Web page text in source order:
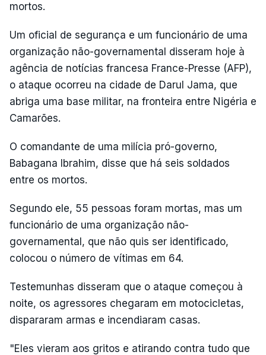
mortos.
Um oficial de segurança e um funcionário de uma
organização não-governamental disseram hoje à
agência de notícias francesa France-Presse (AFP),
o ataque ocorreu na cidade de Darul Jama, que
abriga uma base militar, na fronteira entre Nigéria e
Camarões.
O comandante de uma milícia pró-governo,
Babagana Ibrahim, disse que há seis soldados
entre os mortos.
Segundo ele, 55 pessoas foram mortas, mas um
funcionário de uma organização não-
governamental, que não quis ser identificado,
colocou o número de vítimas em 64.
Testemunhas disseram que o ataque começou à
noite, os agressores chegaram em motocicletas,
dispararam armas e incendiaram casas.
"Eles vieram aos gritos e atirando contra tudo que